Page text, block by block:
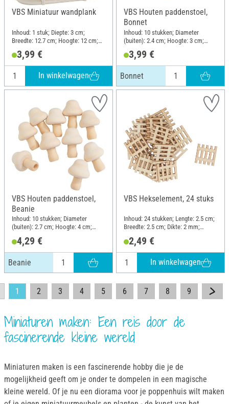
VBS Miniatuur wandplank
Inhoud: 1 stuk; Diepte: 3 cm;
Breedte: 12.7 cm; Hoogte: 12 cm;
3,99 €
In winkelwagen
VBS Houten paddenstoel,
Bonnet
Inhoud: 10 stukken; Diameter
(buiten): 2.4 cm; Hoogte: 3 cm;
3,99 €
Bonnet
VBS Houten paddenstoel,
Beanie
Inhoud: 10 stukken; Diameter
(buiten): 2.7 cm; Hoogte: 4 cm;
4,29 €
Beanie
VBS Hekselement, 24 stuks
Inhoud: 24 stukken; Lengte: 2.5 cm;
Breedte: 2.5 cm; Dikte: 2 mm;
2,49 €
In winkelwagen
1 2 3 4 5 6 7 8 9
Miniaturen maken: Een reis door de
fascinerende kleine wereld
Miniaturen maken is een fascinerende hobby die je de
mogelijkheid geeft om je onder te dompelen in een magische
kleine wereld. Of je nu een diorama voor je poppenhuis wilt maken